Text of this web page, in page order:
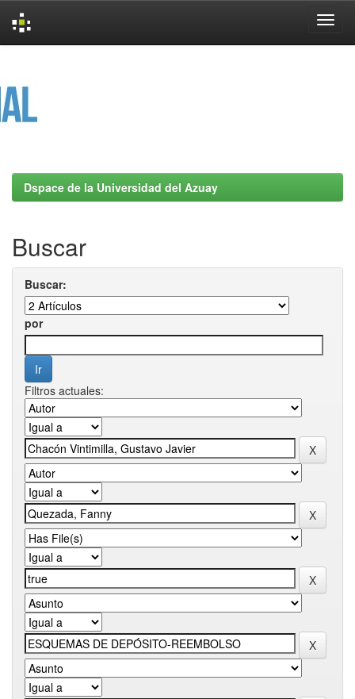
Dspace de la Universidad del Azuay
Buscar
Buscar:
por
Filtros actuales: